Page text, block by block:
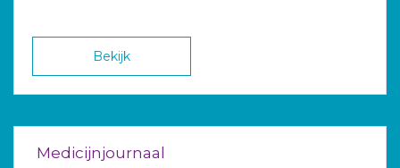
Bekijk
Medicijnjournaal